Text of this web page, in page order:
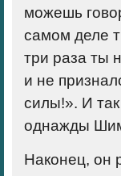
можешь
самом деле
три раза ты
и не
силы!». И
однажды
Наконец, он